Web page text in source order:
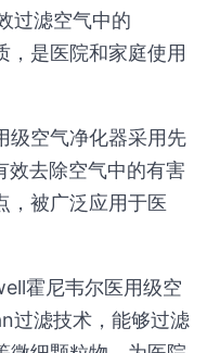
过滤空气中的
，是医院和家庭使用
级空气净化器采用先
去除空气中的有害
，被广泛应用于医
霍尼韦尔医用级空
过滤技术，能够过滤